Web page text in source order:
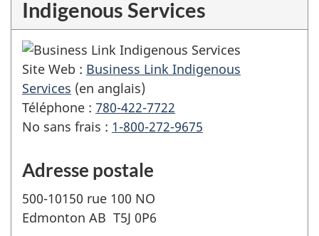
Indigenous Services
Site Web : Business Link Indigenous
Services (en anglais)
Téléphone : 780-422-7722
No sans frais : 1-800-272-9675
Adresse postale
500-10150 rue 100 NO
Edmonton AB T5J 0P6